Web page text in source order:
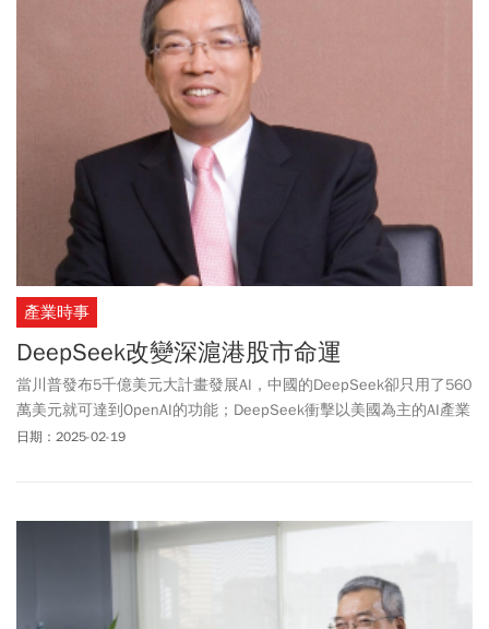
產業時事
DeepSeek改變深滬港股市命運
當川普發布5千億美元大計畫發展AI，中國的DeepSeek卻只用了560
萬美元就可達到OpenAI的功能；DeepSeek衝擊以美國為主的AI產業
鏈，卻大大鼓舞了中國AI產業鏈士氣。
日期：2025-02-19